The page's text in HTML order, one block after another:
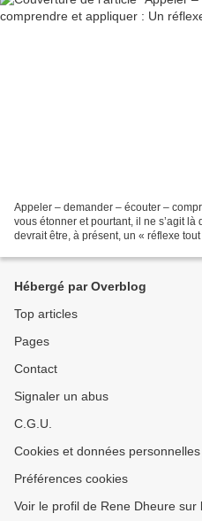
Appeler – demander – écouter –
vous étonner et pourtant, il ne s’agit là
devrait être, à présent, un « réflexe
Hébergé par Overblog
Top articles
Pages
Contact
Signaler un abus
C.G.U.
Cookies et données personnelles
Préférences cookies
Voir le profil de Rene Dheure sur